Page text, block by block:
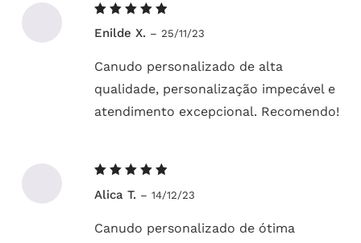
5de 5
Enilde X. – 25/11/23
Canudo personalizado de alta
qualidade, personalização impecável e
atendimento excepcional. Recomendo!
5de 5
Alica T. – 14/12/23
Canudo personalizado de ótima